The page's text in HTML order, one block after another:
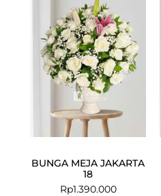
BUNGA MEJA JAKARTA
18
Rp1.390.000